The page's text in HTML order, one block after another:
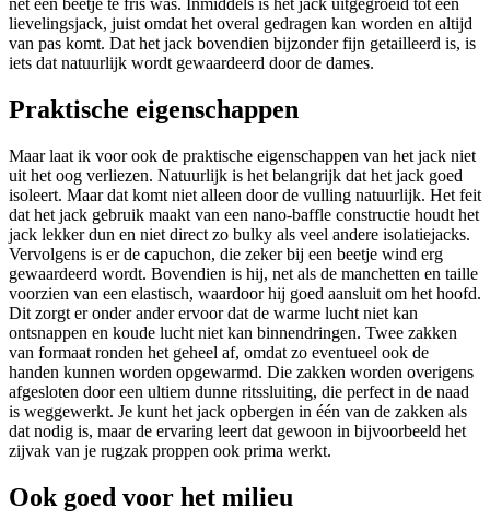
net een beetje te fris was. Inmiddels is het jack uitgegroeid tot een
lievelingsjack, juist omdat het overal gedragen kan worden en altijd
van pas komt. Dat het jack bovendien bijzonder fijn getailleerd is, is
iets dat natuurlijk wordt gewaardeerd door de dames.
Praktische eigenschappen
Maar laat ik voor ook de praktische eigenschappen van het jack niet
uit het oog verliezen. Natuurlijk is het belangrijk dat het jack goed
isoleert. Maar dat komt niet alleen door de vulling natuurlijk. Het feit
dat het jack gebruik maakt van een nano-baffle constructie houdt het
jack lekker dun en niet direct zo bulky als veel andere isolatiejacks.
Vervolgens is er de capuchon, die zeker bij een beetje wind erg
gewaardeerd wordt. Bovendien is hij, net als de manchetten en taille
voorzien van een elastisch, waardoor hij goed aansluit om het hoofd.
Dit zorgt er onder ander ervoor dat de warme lucht niet kan
ontsnappen en koude lucht niet kan binnendringen. Twee zakken
van formaat ronden het geheel af, omdat zo eventueel ook de
handen kunnen worden opgewarmd. Die zakken worden overigens
afgesloten door een ultiem dunne ritssluiting, die perfect in de naad
is weggewerkt. Je kunt het jack opbergen in één van de zakken als
dat nodig is, maar de ervaring leert dat gewoon in bijvoorbeeld het
zijvak van je rugzak proppen ook prima werkt.
Ook goed voor het milieu